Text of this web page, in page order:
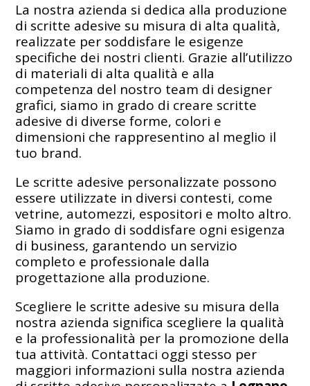
La nostra azienda si dedica alla produzione
di scritte adesive su misura di alta qualità,
realizzate per soddisfare le esigenze
specifiche dei nostri clienti. Grazie all’utilizzo
di materiali di alta qualità e alla
competenza del nostro team di designer
grafici, siamo in grado di creare scritte
adesive di diverse forme, colori e
dimensioni che rappresentino al meglio il
tuo brand.
Le scritte adesive personalizzate possono
essere utilizzate in diversi contesti, come
vetrine, automezzi, espositori e molto altro.
Siamo in grado di soddisfare ogni esigenza
di business, garantendo un servizio
completo e professionale dalla
progettazione alla produzione.
Scegliere le scritte adesive su misura della
nostra azienda significa scegliere la qualità
e la professionalità per la promozione della
tua attività. Contattaci oggi stesso per
maggiori informazioni sulla nostra azienda